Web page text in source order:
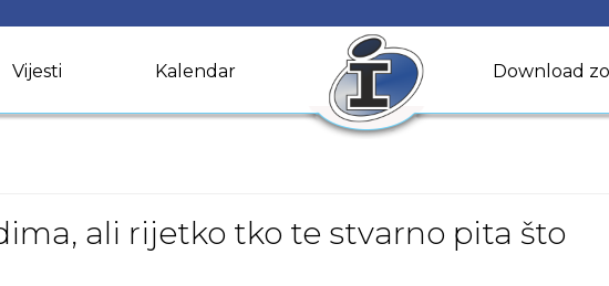
Vijesti Kalendar Download
ali rijetko tko te stvarno pita što